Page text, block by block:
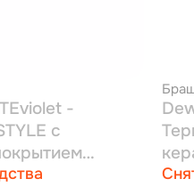
-
с